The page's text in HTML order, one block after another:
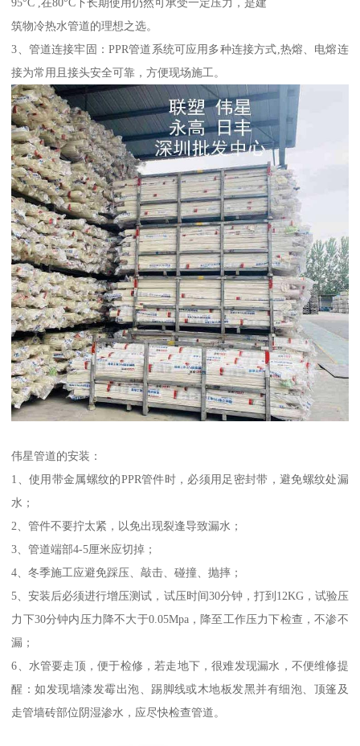
95°C ,在80°C下长期使用仍然可承受一定压力，是建
筑物冷热水管道的理想之选。
3、管道连接牢固：PPR管道系统可应用多种连接方式,热熔、电熔连
接为常用且接头安全可靠，方便现场施工。
伟星管道的安装：
1、使用带金属螺纹的PPR管件时，必须用足密封带，避免螺纹处漏
水；
2、管件不要拧太紧，以免出现裂逢导致漏水；
3、管道端部4-5厘米应切掉；
4、冬季施工应避免踩压、敲击、碰撞、抛摔；
5、安装后必须进行增压测试，试压时间30分钟，打到12KG，试验压
力下30分钟内压力降不大于0.05Mpa，降至工作压力下检查，不渗不
漏；
6、水管要走顶，便于检修，若走地下，很难发现漏水，不便维修提
醒：如发现墙漆发霉出泡、踢脚线或木地板发黑并有细泡、顶篷及
走管墙砖部位阴湿渗水，应尽快检查管道。